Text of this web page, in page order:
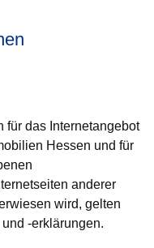
für das Internetangebot
Hessen und für
anderer
wird, gelten
-erklärungen.